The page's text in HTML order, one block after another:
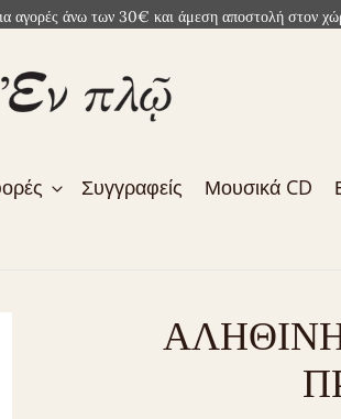
άνω των 30€ και άμεση αποστολή στον
Συγγραφείς Μουσικά CD